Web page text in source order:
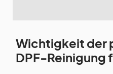
Wichtigkeit der
DPF-Reinigung